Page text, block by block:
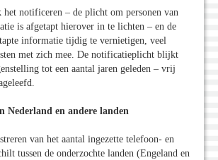
het notificeren – de plicht om personen van
is afgetapt hierover in te lichten – en de
informatie tijdig te vernietigen, veel
met zich mee. De notificatieplicht blijkt
tot een aantal jaren geleden – vrij
Nederland en andere landen
van het aantal ingezette telefoon- en
tussen de onderzochte landen (Engeland en